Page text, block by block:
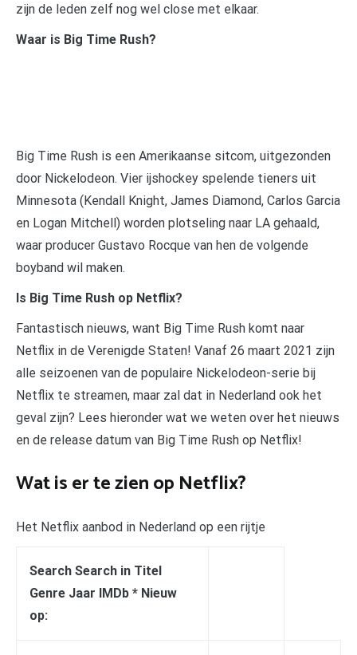
zijn de leden zelf nog wel close met elkaar.
Waar is Big Time Rush?
Big Time Rush is een Amerikaanse sitcom, uitgezonden
door Nickelodeon. Vier ijshockey spelende tieners uit
Minnesota (Kendall Knight, James Diamond, Carlos Garcia
en Logan Mitchell) worden plotseling naar LA gehaald,
waar producer Gustavo Rocque van hen de volgende
boyband wil maken.
Is Big Time Rush op Netflix?
Fantastisch nieuws, want Big Time Rush komt naar
Netflix in de Verenigde Staten! Vanaf 26 maart 2021 zijn
alle seizoenen van de populaire Nickelodeon-serie bij
Netflix te streamen, maar zal dat in Nederland ook het
geval zijn? Lees hieronder wat we weten over het nieuws
en de release datum van Big Time Rush op Netflix!
Wat is er te zien op Netflix?
Het Netflix aanbod in Nederland op een rijtje
Search Search in Titel
Genre Jaar IMDb * Nieuw
op: